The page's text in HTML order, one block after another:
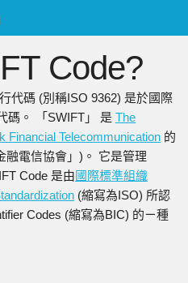
語
中
中
Code?
代碼 (別稱ISO 9362) 是於國際
碼。 「SWIFT」 是 The
Financial Telecommunication 的
融電信協會」)。 它是管理
Code 是由國際標準組織
(縮寫為ISO) 所認
Codes (縮寫為BIC) 的ㄧ種